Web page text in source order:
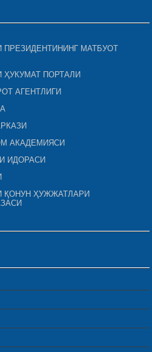
ПРЕЗИДЕНТИНИНГ МАТБУОТ
ҲУКУМАТ ПОРТАЛИ
АГЕНТЛИГИ
АКАДЕМИЯСИ
ИДОРАСИ
ҚОНУН ҲУЖЖАТЛАРИ